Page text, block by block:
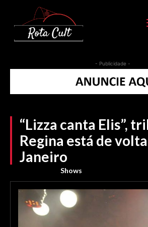
- Publicidade -
“Lizza canta Elis”,
Regina está de
Janeiro
Shows